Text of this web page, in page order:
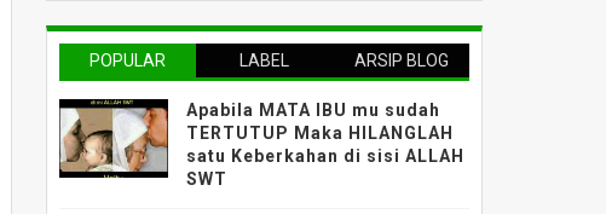
POPULAR LABEL ARSIP BLOG
Apabila MATA IBU mu sudah
TERTUTUP Maka HILANGLAH
satu Keberkahan di sisi ALLAH
SWT